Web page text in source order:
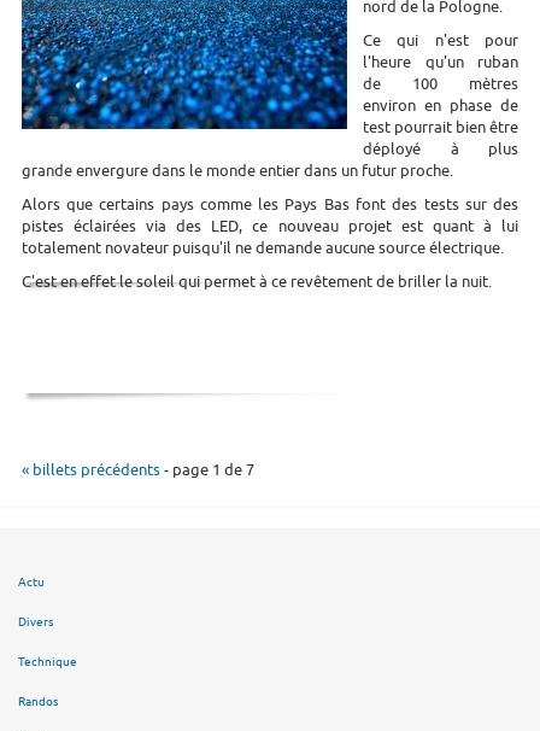
nord de la Pologne.
Ce qui n'est pour
l'heure qu'un ruban
de 100 mètres
environ en phase de
test pourrait bien être
déployé à plus
grande envergure dans le monde entier dans un futur proche.
Alors que certains pays comme les Pays Bas font des tests sur des
pistes éclairées via des LED, ce nouveau projet est quant à lui
totalement novateur puisqu'il ne demande aucune source électrique.
C'est en effet le soleil qui permet à ce revêtement de briller la nuit.
« billets précédents- page 1 de 7
Actu
Divers
Technique
Randos